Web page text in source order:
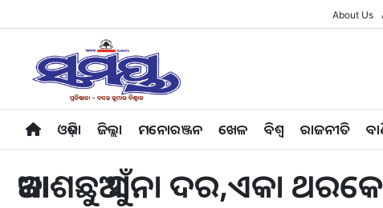
About Us
ଓଡ଼ିଶା ଜିଲ୍ଲା ମନୋରଞ୍ଜନ ଖେଳ ବିଶ୍ବ ରାଜନୀତି
ଆକାଶଛୁଆଁ ସୁନା ଦର,ଏକା